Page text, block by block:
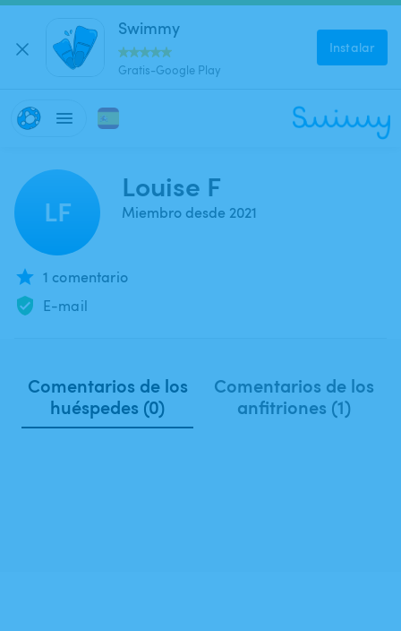
Swimmy
Gratis-Google Play
Instalar
LF
Louise F
Miembro desde 2021
1 comentario
E-mail
Comentarios de los
huéspedes (0)
Comentarios de los
anfitriones (1)